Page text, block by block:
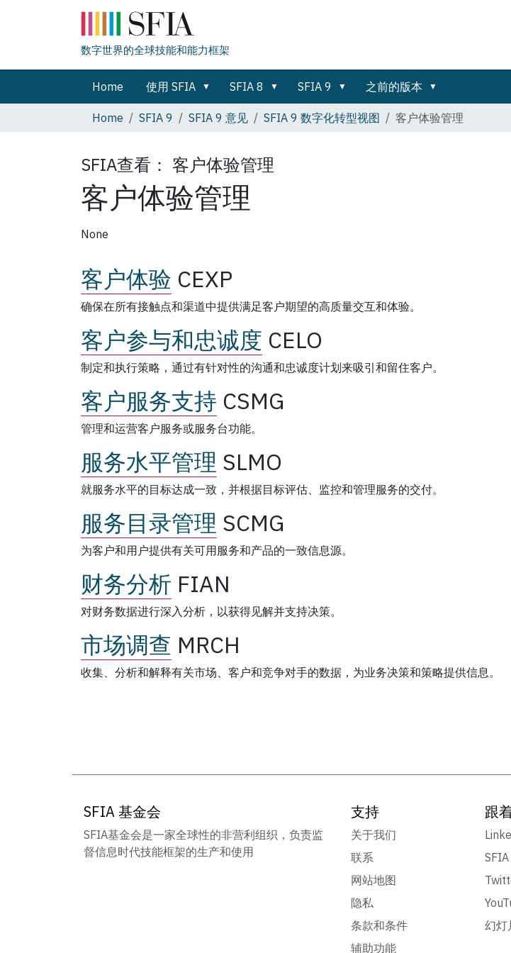
数字世界的全球技能和能力框架
Home 使用 SFIA SFIA 8 SFIA 9 之前的版本
Home
SFIA 9 SFIA 9 意见 SFIA 9 数字化转型视图 客户体验管理
SFIA查看： 客户体验管理
客户体验管理
None
客户体验 CEXP
确保在所有接触点和渠道中提供满足客户期望的高质量交互和体验。
客户参与和忠诚度 CELO
制定和执行策略，通过有针对性的沟通和忠诚度计划来吸引和留住客户。
客户服务支持 CSMG
管理和运营客户服务或服务台功能。
服务水平管理 SLMO
就服务水平的目标达成一致，并根据目标评估、监控和管理服务的交付。
服务目录管理 SCMG
为客户和用户提供有关可用服务和产品的一致信息源。
财务分析 FIAN
对财务数据进行深入分析，以获得见解并支持决策。
市场调查 MRCH
收集、分析和解释有关市场、客户和竞争对手的数据，为业务决策和策略提供信息。
SFIA 基金会
SFIA基金会是一家全球性的非营利组织，负责监
督信息时代技能框架的生产和使用
支持
关于我们
联系
网站地图
隐私
条款和条件
辅助功能
跟
幻灯